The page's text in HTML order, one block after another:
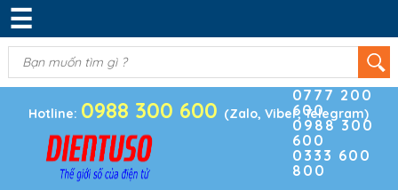
DANH MỤC SẢN PHẨM
KIM KHÍ
ĐIỆN TRỞ & TỤ ĐIỆN
BOARD PHÁT TRIỂN
MODULE CẢM BIẾN
LINH KIỆN KHÁC
☰
Hotline: 0988 300 600 (Zalo, Viber, Telegram)
Điện thoại
0777 200
600
0988 300
600
0333 600
800
(0)